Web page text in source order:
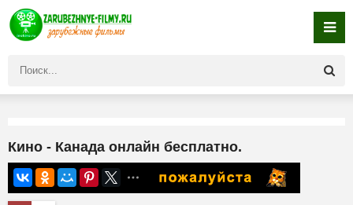
Кино - Канада онлайн бесплатно.